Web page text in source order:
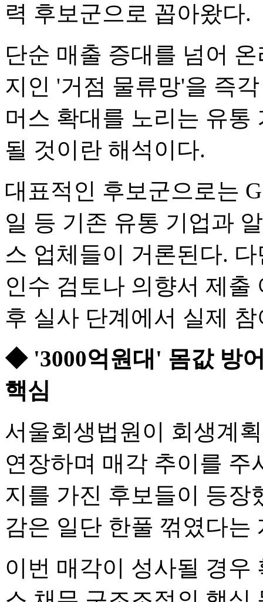
력 후보군으로 꼽아왔다.
단순 매출 증대를 넘어
지인 '거점 물류망'을 즉
머스 확대를 노리는 유
될 것이란 해석이다.
대표적인 후보군으로는
일 등 기존 유통 기업과
스 업체들이 거론된다.
인수 검토나 의향서 제출
후 실사 단계에서 실제
◆ '3000억원대' 몸값 방
핵심
서울회생법원이 회생계
연장하며 매각 추이를 주
지를 가진 후보들이 등장
감은 일단 한풀 꺾였다는
이번 매각이 성사될 경우